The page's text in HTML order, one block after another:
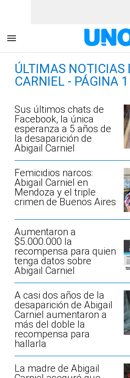
ÚLTIMAS NOTICIAS
CARNIEL - PÁGINA 1
Sus últimos chats de
Facebook, la única
esperanza a 5 años de
la desaparición de
Abigail Carniel
Femicidios narcos:
Abigail Carniel en
Mendoza y el triple
crimen de Buenos Aires
Aumentaron a
$5.000.000 la
recompensa para quien
tenga datos sobre
Abigail Carniel
A casi dos años de la
desaparición de Abigail
Carniel aumentaron a
más del doble la
recompensa para
hallarla
La madre de Abigail